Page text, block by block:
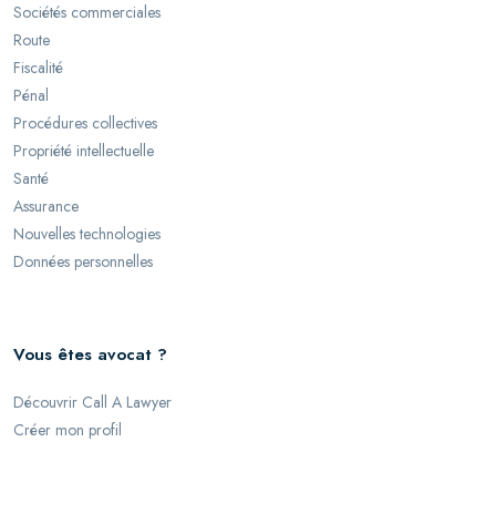
Sociétés commerciales
Route
Fiscalité
Pénal
Procédures collectives
Propriété intellectuelle
Santé
Assurance
Nouvelles technologies
Données personnelles
Vous êtes avocat ?
Découvrir Call A Lawyer
Créer mon profil